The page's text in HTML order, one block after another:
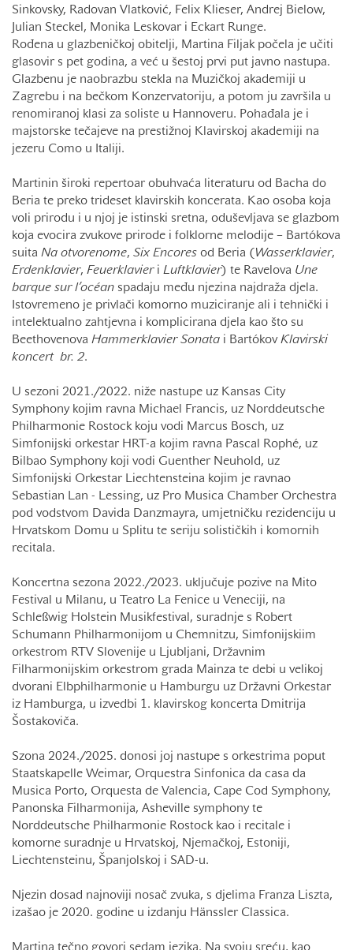
Sinkovsky, Radovan Vlatković, Felix Klieser, Andrej Bielow,
Julian Steckel, Monika Leskovar i Eckart Runge.
Rođena u glazbeničkoj obitelji, Martina Filjak počela je učiti
glasovir s pet godina, a već u šestoj prvi put javno nastupa.
Glazbenu je naobrazbu stekla na Muzičkoj akademiji u
Zagrebu i na bečkom Konzervatoriju, a potom ju završila u
renomiranoj klasi za soliste u Hannoveru. Pohađala je i
majstorske tečajeve na prestižnoj Klavirskoj akademiji na
jezeru Como u Italiji.
Martinin široki repertoar obuhvaća literaturu od Bacha do
Beria te preko trideset klavirskih koncerata. Kao osoba koja
voli prirodu i u njoj je istinski sretna, oduševljava se glazbom
koja evocira zvukove prirode i folklorne melodije – Bartókova
suita Na otvorenome, Six Encores od Beria ( Wasserklavier,
Erdenklavier, Feuerklavieri Luftklavier) te Ravelova Une
barque sur l’océan spadaju među njezina najdraža djela.
Istovremeno je privlači komorno muziciranje ali i tehnički i
intelektualno zahtjevna i komplicirana djela kao što su
Beethovenova Hammerklavier Sonata i Bartókov Klavirski
koncert br. 2.
U sezoni 2021./2022. niže nastupe uz Kansas City
Symphony kojim ravna Michael Francis, uz Norddeutsche
Philharmonie Rostock koju vodi Marcus Bosch, uz
Simfonijski orkestar HRT-a kojim ravna Pascal Rophé, uz
Bilbao Symphony koji vodi Guenther Neuhold, uz
Simfonijski Orkestar Liechtensteina kojim je ravnao
Sebastian Lan - Lessing, uz Pro Musica Chamber Orchestra
pod vodstvom Davida Danzmayra, umjetničku rezidenciju u
Hrvatskom Domu u Splitu te seriju solističkih i komornih
recitala.
Koncertna sezona 2022./2023. uključuje pozive na Mito
Festival u Milanu, u Teatro La Fenice u Veneciji, na
Schleßwig Holstein Musikfestival, suradnje s Robert
Schumann Philharmonijom u Chemnitzu, Simfonijskiim
orkestrom RTV Slovenije u Ljubljani, Državnim
Filharmonijskim orkestrom grada Mainza te debi u velikoj
dvorani Elbphilharmonie u Hamburgu uz Državni Orkestar
iz Hamburga, u izvedbi 1. klavirskog koncerta Dmitrija
Šostakoviča.
Szona 2024./2025. donosi joj nastupe s orkestrima poput
Staatskapelle Weimar, Orquestra Sinfonica da casa da
Musica Porto, Orquesta de Valencia, Cape Cod Symphony,
Panonska Filharmonija, Asheville symphony te
Norddeutsche Philharmonie Rostock kao i recitale i
komorne suradnje u Hrvatskoj, Njemačkoj, Estoniji,
Liechtensteinu, Španjolskoj i SAD-u.
Njezin dosad najnoviji nosač zvuka, s djelima Franza Liszta,
izašao je 2020. godine u izdanju Hänssler Classica.
Martina tečno govori sedam jezika. Na svoju sreću, kao